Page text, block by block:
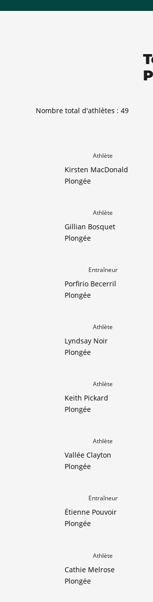
Nombre total d'athlètes : 49
Athlète
Kirsten MacDonald
Plongée
Athlète
Gillian Bosquet
Plongée
Entraîneur
Porfirio Becerril
Plongée
Athlète
Lyndsay Noir
Plongée
Athlète
Keith Pickard
Plongée
Athlète
Vallée Clayton
Plongée
Entraîneur
Étienne Pouvoir
Plongée
Athlète
Cathie Melrose
Plongée